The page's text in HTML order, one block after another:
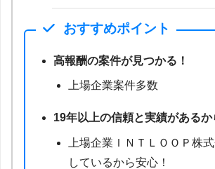
おすすめポイント
高報酬の案件が見つかる！
上場企業案件多数
19年以上の信頼と実績があるか
上場企業ＩＮＴＬＯＯＰ株
しているから安心！